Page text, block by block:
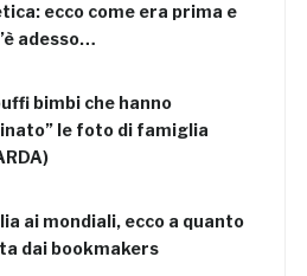
ecco come era prima e
adesso…
bimbi che hanno
le foto di famiglia
ai mondiali, ecco a quanto
dai bookmakers